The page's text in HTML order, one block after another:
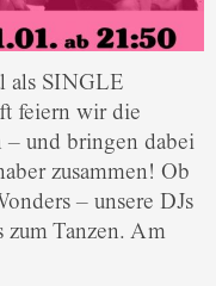
als SINGLE
feiern wir die
– und bringen dabei
zusammen! Ob
– unsere DJs
zum Tanzen. Am